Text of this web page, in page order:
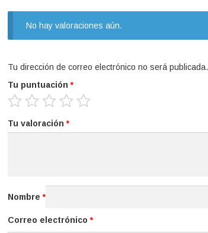
No hay valoraciones aún.
Tu dirección de correo electrónico no será publicada.
Tu puntuación *
Tu valoración *
Nombre *
Correo electrónico *